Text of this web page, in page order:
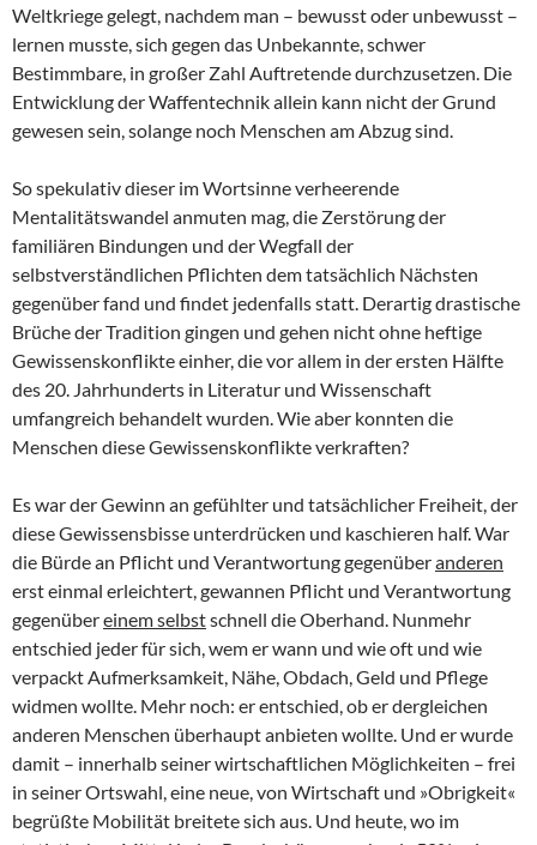
Weltkriege gelegt, nachdem man – bewusst oder unbewusst –
lernen musste, sich gegen das Unbekannte, schwer
Bestimmbare, in großer Zahl Auftretende durchzusetzen. Die
Entwicklung der Waffentechnik allein kann nicht der Grund
gewesen sein, solange noch Menschen am Abzug sind.
So spekulativ dieser im Wortsinne verheerende
Mentalitätswandel anmuten mag, die Zerstörung der
familiären Bindungen und der Wegfall der
selbstverständlichen Pflichten dem tatsächlich Nächsten
gegenüber fand und findet jedenfalls statt. Derartig drastische
Brüche der Tradition gingen und gehen nicht ohne heftige
Gewissenskonflikte einher, die vor allem in der ersten Hälfte
des 20. Jahrhunderts in Literatur und Wissenschaft
umfangreich behandelt wurden. Wie aber konnten die
Menschen diese Gewissenskonflikte verkraften?
Es war der Gewinn an gefühlter und tatsächlicher Freiheit, der
diese Gewissensbisse unterdrücken und kaschieren half. War
die Bürde an Pflicht und Verantwortung gegenüberanderen
erst einmal erleichtert, gewannen Pflicht und Verantwortung
gegenübereinem selbstschnell die Oberhand. Nunmehr
entschied jeder für sich, wem er wann und wie oft und wie
verpackt Aufmerksamkeit, Nähe, Obdach, Geld und Pflege
widmen wollte. Mehr noch: er entschied, ob er dergleichen
anderen Menschen überhaupt anbieten wollte. Und er wurde
damit – innerhalb seiner wirtschaftlichen Möglichkeiten – frei
in seiner Ortswahl, eine neue, von Wirtschaft und »Obrigkeit«
begrüßte Mobilität breitete sich aus. Und heute, wo im